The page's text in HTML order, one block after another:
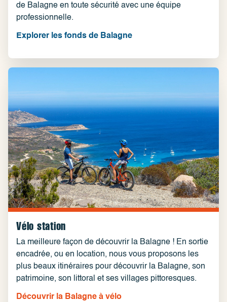
de Balagne en toute sécurité avec une équipe
professionnelle.
Explorer les fonds de Balagne
Vélo station
La meilleure façon de découvrir la Balagne ! En sortie
encadrée, ou en location, nous vous proposons les
plus beaux itinéraires pour découvrir la Balagne, son
patrimoine, son littoral et ses villages pittoresques.
Découvrir la Balagne à vélo